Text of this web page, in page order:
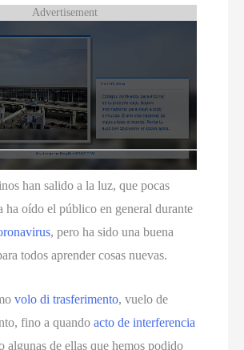
Advertisement
han salido a la luz,que pocas
ha oído el público en general durante
,pero ha sido una buena
todos aprender cosas nuevas.
volo di trasferimento,vuelo de
, fino a quandoacto de interferencia
algunas de ellas que hemos podido